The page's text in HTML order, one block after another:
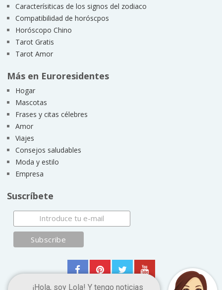
Caracterísiticas de los signos del zodiaco
Compatibilidad de horóscpos
Horóscopo Chino
Tarot Gratis
Tarot Amor
Más en Euroresidentes
Hogar
Mascotas
Frases y citas célebres
Amor
Viajes
Consejos saludables
Moda y estilo
Empresa
Suscríbete